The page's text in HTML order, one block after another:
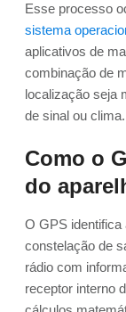
Esse processo
sistema
aplicativos de
combinação de
localização seja
de sinal ou clima.
Como o
do
O GPS identifica
constelação de
rádio com
receptor interno